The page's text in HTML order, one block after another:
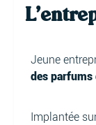
Jeune
des parfums
Implantée